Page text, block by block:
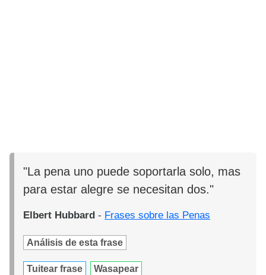
"La pena uno puede soportarla solo, mas
para estar alegre se necesitan dos."
Elbert Hubbard - Frases sobre las Penas
Análisis de esta frase
Tuitear frase Wasapear